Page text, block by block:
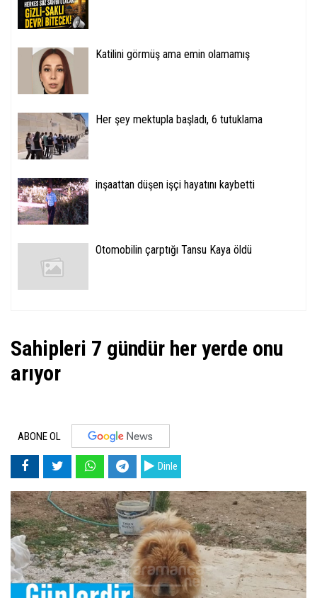
Katilini görmüş ama emin olamamış
Her şey mektupla başladı, 6 tutuklama
inşaattan düşen işçi hayatını kaybetti
Otomobilin çarptığı Tansu Kaya öldü
Sahipleri 7 gündür her yerde onu
arıyor
ABONE OL
Dinle